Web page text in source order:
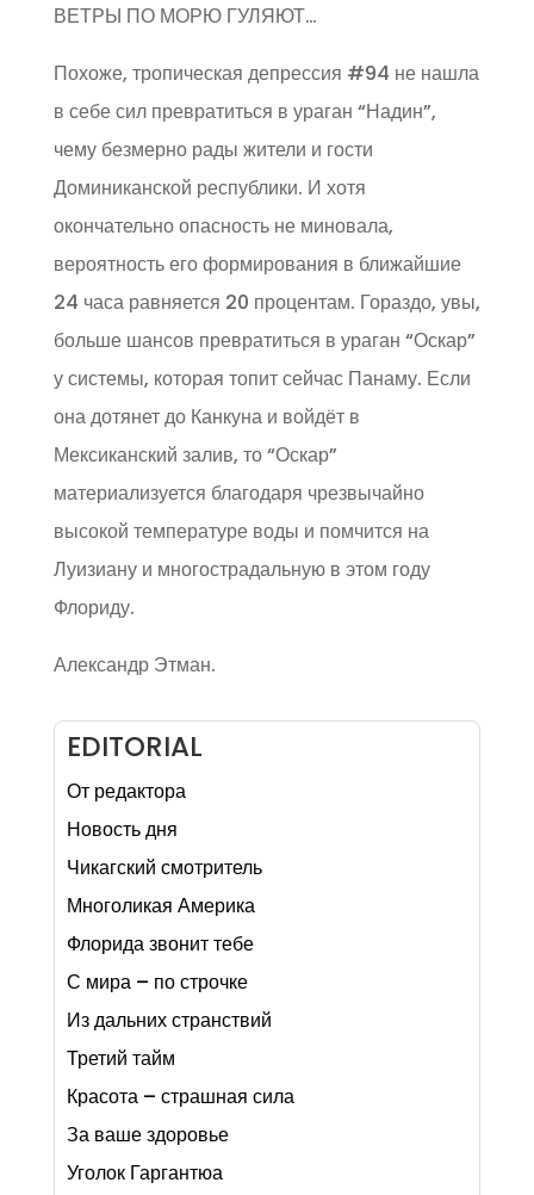
ВЕТРЫ ПО МОРЮ ГУЛЯЮТ…
Похоже, тропическая депрессия #94 не нашла
в себе сил превратиться в ураган “Надин”,
чему безмерно рады жители и гости
Доминиканской республики. И хотя
окончательно опасность не миновала,
вероятность его формирования в ближайшие
24 часа равняется 20 процентам. Гораздо, увы,
больше шансов превратиться в ураган “Оскар”
у системы, которая топит сейчас Панаму. Если
она дотянет до Канкуна и войдёт в
Мексиканский залив, то “Оскар”
материализуется благодаря чрезвычайно
высокой температуре воды и помчится на
Луизиану и многострадальную в этом году
Флориду.
Александр Этман.
EDITORIAL
От редактора
Новость дня
Чикагский смотритель
Многоликая Америка
Флорида звонит тебе
С мира – по строчке
Из дальних странствий
Третий тайм
Красота – страшная сила
За ваше здоровье
Уголок Гаргантюа